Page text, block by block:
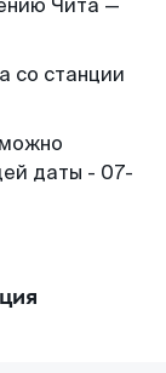
Чита —
со станции
даты - 07-